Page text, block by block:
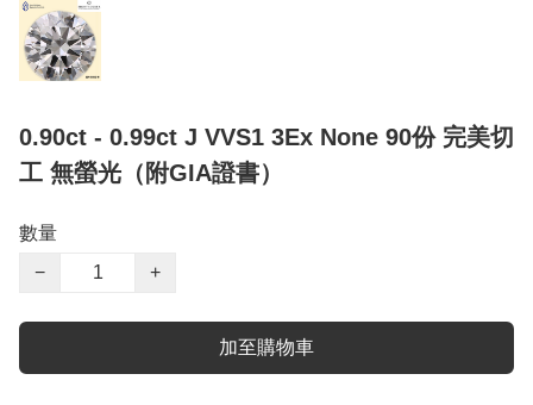
0.90ct - 0.99ct J VVS1 3Ex None 90份 完美切
工 無螢光（附GIA證書）
數量
−
+
加至購物車